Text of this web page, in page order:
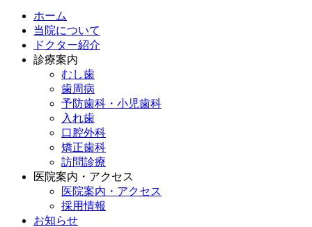
ホーム
当院について
ドクター紹介
診療案内
むし歯
歯周病
予防歯科・小児歯科
入れ歯
口腔外科
矯正歯科
訪問診療
医院案内・アクセス
医院案内・アクセス
採用情報
お知らせ